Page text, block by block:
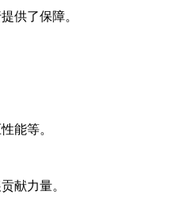
供了保障。
能等。
献力量。